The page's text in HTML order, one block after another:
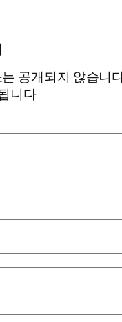
공개되지 않습니
니다